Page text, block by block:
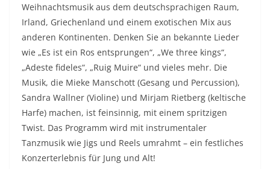
Weihnachtsmusik aus dem deutschsprachigen Raum,
Irland, Griechenland und einem exotischen Mix aus
anderen Kontinenten. Denken Sie an bekannte Lieder
wie „Es ist ein Ros entsprungen“, „We three kings“,
„Adeste fideles“, „Ruig Muire“ und vieles mehr. Die
Musik, die Mieke Manschott (Gesang und Percussion),
Sandra Wallner (Violine) und Mirjam Rietberg (keltische
Harfe) machen, ist feinsinnig, mit einem spritzigen
Twist. Das Programm wird mit instrumentaler
Tanzmusik wie Jigs und Reels umrahmt – ein festliches
Konzerterlebnis für Jung und Alt!